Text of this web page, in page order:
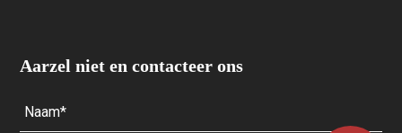
Aarzel niet en contacteer ons